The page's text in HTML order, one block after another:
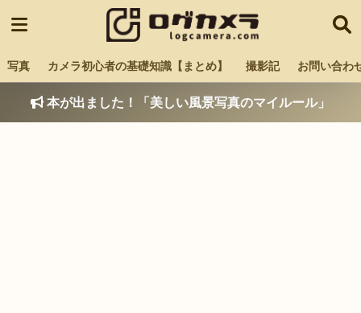
写真 カメラ初心者の基礎知識【まとめ】 撮影記 お問い合わ
本が出ました！「美しい風景写真のマイルール」